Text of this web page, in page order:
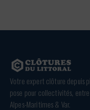
Votre expert clôture depuis
pose pour collectivités,
Alpes-Maritimes & Var.